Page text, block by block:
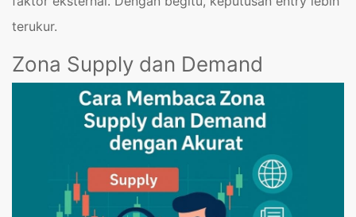
terukur.
Zona Supply dan Demand